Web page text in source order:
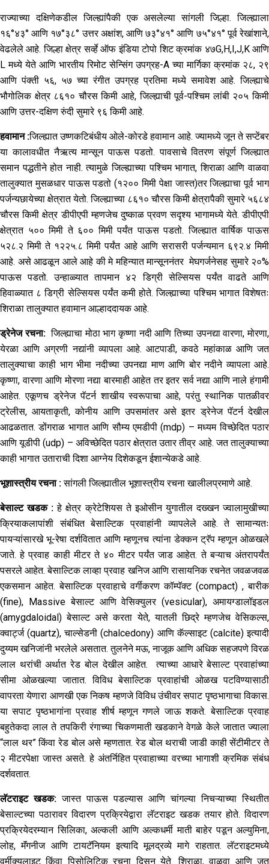
राज्याच्या दक्षिणेकडील जिल्ह्यांपैकी एक असलेल्या सांगली जिल्हा. जिल्ह्याला
१६°४३° आणि १७°३८° उत्तर अक्षांश, आणि ७३°४१° आणि ७५°४१° पूर्व रेखांशाने,
वेढलेले आहे. जिल्हा क्षेत्र सर्व्हे ऑफ इंडिया टोपो शिट क्रमांक ४७G,H,I,J,K आणि
L मध्ये येते आणि भारतीय रिमोट सेन्सिंग उपग्रह-A च्या मार्गिका क्रमांक २८, २९
आणि पंक्ती ५६, ५७ च्या रंगीत उपग्रह प्रतिमा मध्ये समावेश आहे. जिल्ह्याचे
भौगोलिक क्षेत्र ८६१० चौरस किमी आहे, जिल्ह्याची पूर्व-पश्चिम लांबी २०५ किमी
आणि उत्तर-दक्षिण रुंदी सुमारे ९६ किमी आहे.
हवामान:जिल्ह्यात उष्णकटिबंधीय ओले-कोरडे हवामान आहे. ज्यामध्ये जून ते सप्टेंबर
या कालावधीत नैऋत्य मान्सून पाऊस पडतो. पावसाचे वितरण संपूर्ण जिल्ह्यात
समान पद्धतीने होत नाही. त्यामुळे जिल्ह्याच्या पश्चिम भागात, शिराळा आणि वाळवा
तालुक्यात मुसळधार पाऊस पडतो (१२०० मिमी पेक्षा जास्त)तर जिल्ह्याचा पूर्व भाग
पर्जन्यछायेच्या क्षेत्रात येतो. जिल्ह्याच्या ८६१० चौरस किमी क्षेत्रापैकी सुमारे ५६८४
चौरस किमी क्षेत्र डीपीएपी म्हणजेच दुष्काळ प्रवण सदृश्य भागामध्ये येते. डीपीएपी
क्षेत्रात ५०० मिमी ते ६०० मिमी पर्यंत पाऊस पडतो. जिल्ह्यात वार्षिक पाऊस
५२८.२ मिमी ते १२२५.८ मिमी पर्यंत आहे आणि सरासरी पर्जन्यमान ६९२.४ मिमी
आहे. असे आढळून आले आहे की मे महिन्यात मान्सूननंतर मेघगर्जनेसह सुमारे २०%
पाऊस पडतो. उन्हाळ्यात तापमान ४२ डिग्री सेल्सियस पर्यंत वाढते आणि
हिवाळ्यात ८ डिग्री सेल्सियस पर्यंत कमी होते. जिल्ह्याच्या पश्चिम भागात विशेषतः
शिराळा तालुक्यात हवामान आल्हाददायक आहे.
ड्रेनेज रचना:जिल्ह्याचा मोठा भाग कृष्णा नदी आणि तिच्या उपनद्या वारणा, मोरणा,
येरळा आणि अग्रणी नद्यांनी व्यापला आहे. आटपाडी, कवठे महांकाळ आणि जत
तालुक्याचा काही भाग भीमा नदीच्या उपनद्या माण आणि बोर नदीने व्यापला आहे.
कृष्णा, वारणा आणि मोरणा नद्या बारमाही आहेत तर इतर सर्व नद्या आणि नाले हंगामी
आहेत. एकूणच ड्रेनेज पॅटर्न शाखीय स्वरूपाचा आहे, परंतु स्थानिक पातळीवर
ट्रेलीस, आयताकृती, कोनीय आणि उपसमांतर असे इतर ड्रेनेज पॅटर्न देखील
आढळतात. डोंगराळ भागात आणि सौम्य एमडीपी (mdp) – मध्यम विच्छेदित पठार
आणि यूडीपी (udp) – अविच्छेदित पठार क्षेत्रात उतार तीव्र आहे. जत तालुक्याच्या
काही भागात उताराची दिशा आग्नेय दिशेकडून ईशान्येकडे आहे.
भूशास्त्रीय रचना :सांगली जिल्ह्यातील भूशास्त्रीय रचना खालीलप्रमाणे आहे.
बेसाल्ट खडक : हे क्षेत्र क्रेटेशियस ते इओसीन युगातील दख्खन ज्वालामुखीच्या
क्रियाकलापांशी संबंधित बेसाल्टिक प्रवाहांनी व्यापलेले आहे. ते सामान्यतः
पायऱ्यांसारखे भू-रेषा दर्शवितात आणि म्हणूनच त्यांना डेक्कन ट्रॅप म्हणून ओळखले
जाते. हे प्रवाह काही मीटर ते ४० मीटर पर्यंत जाड आहेत. ते बऱ्याच अंतरापर्यंत
पसरले आहेत. बेसाल्टिक लाव्हा प्रवाह खनिज आणि रासायनिक रचनेत जवळजवळ
एकसमान आहेत. बेसाल्टिक प्रवाहाचे वर्गीकरण कॉम्पॅक्ट (compact) , बारीक
(fine), Massive बेसाल्ट आणि वेसिक्युलर (vesicular), अमायग्डालॉइडल
(amygdaloidal) बेसाल्ट असे करता येते, यातली छिद्रे म्हणजेच वेसिकल्स,
क्वार्ट्ज (quartz), चाल्सेडनी (chalcedony) आणि कॅल्साइट (calcite) इत्यादी
दुय्यम खनिजांनी भरलेले असतात. तुलनेने मऊ, नाजूक आणि अधिक सहजपणे विरळ
लाल थरांची अर्थात रेड बोल देखील आहेत. त्याच्या आधारे बेसाल्ट प्रवाहांच्या
सीमा ओळखल्या जातात. विविध बेसाल्टिक प्रवाहांची ओळख पटविण्यासाठी
वापरता येणारा आणखी एक निकष म्हणजे विविध उंचीवर सपाट पृष्ठभागाचा विकास.
या सपाट पृष्ठभागांना प्रवाह शीर्ष म्हणून गणले जाऊ शकते. बेसाल्टिक प्रवाह
बहुतेकदा लाल ते तपकिरी रंगाच्या चिकणमाती खडकाने वेगळे केले जातात ज्याला
“लाल थर” किंवा रेड बोल असे म्हणतात. रेड बोल थराची जाडी काही सेंटीमीटर ते
२ मीटरपेक्षा जास्त असते. हे अंतर्निहित प्रवाहाच्या वरच्या भागाशी क्रमिक संबंध
दर्शवतात.
लॅटराइट खडक: जास्त पाऊस पडल्यास आणि चांगल्या निचऱ्याच्या स्थितीत
बेसाल्टच्या पठारावर विदारण प्रक्रियेद्वारा लॅटराइट खडक तयार होते. विदारण
प्रक्रियेदरम्यान सिलिका, अल्कली आणि अल्कधर्मी माती बाहेर पडून अल्युमिना,
लोह, मॅंगनीज आणि टायटॅनियम इत्यादि मूलद्रव्ये मागे राहतात. लॅटराइटमध्ये
वर्मीक्युलाइट किंवा पिसोलिटिक रचना दिसून येते. शिराळा, वाळवा आणि जत